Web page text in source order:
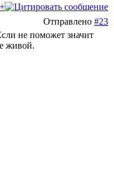
Отправлено #23
не поможет значит
живой.